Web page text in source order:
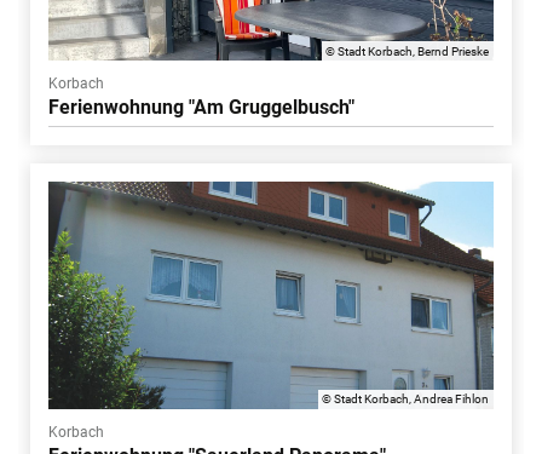
© Stadt Korbach, Bernd Prieske
Korbach
Ferienwohnung "Am Gruggelbusch"
© Stadt Korbach, Andrea Fihlon
Korbach